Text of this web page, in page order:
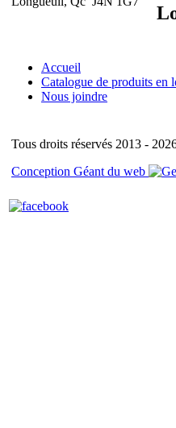
Accueil
Catalogue de produits en
Nous joindre
Tous droits réservés 2013 -
Conception Géant du web